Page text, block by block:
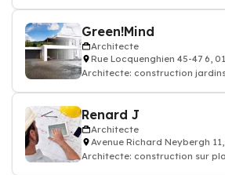
Green!Mind
Architecte
Rue Locquenghien 45-47 6,
Architecte: construction
Renard J
Architecte
Avenue Richard Neybergh 11,
Architecte: construction sur